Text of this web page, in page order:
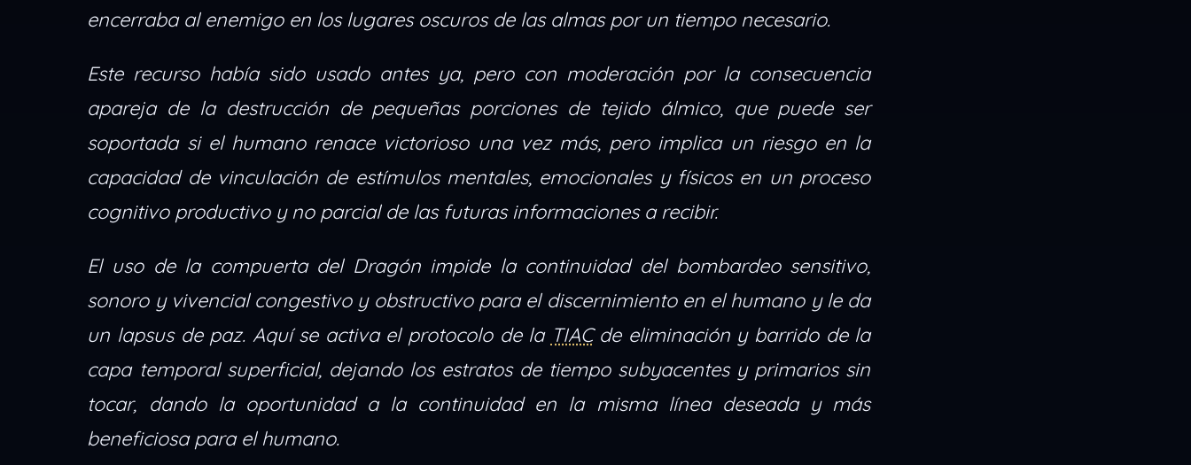
encerraba al enemigo en los lugares oscuros de las almas por un tiempo necesario.
Este recurso había sido usado antes ya, pero con moderación por la consecuencia
apareja de la destrucción de pequeñas porciones de tejido álmico, que puede ser
soportada si el humano renace victorioso una vez más, pero implica un riesgo en la
capacidad de vinculación de estímulos mentales, emocionales y físicos en un proceso
cognitivo productivo y no parcial de las futuras informaciones a recibir.
El uso de la compuerta del Dragón impide la continuidad del bombardeo sensitivo,
sonoro y vivencial congestivo y obstructivo para el discernimiento en el humano y le da
un lapsus de paz. Aquí se activa el protocolo de la TIACde eliminación y barrido de la
capa temporal superficial, dejando los estratos de tiempo subyacentes y primarios sin
tocar, dando la oportunidad a la continuidad en la misma línea deseada y más
beneficiosa para el humano.